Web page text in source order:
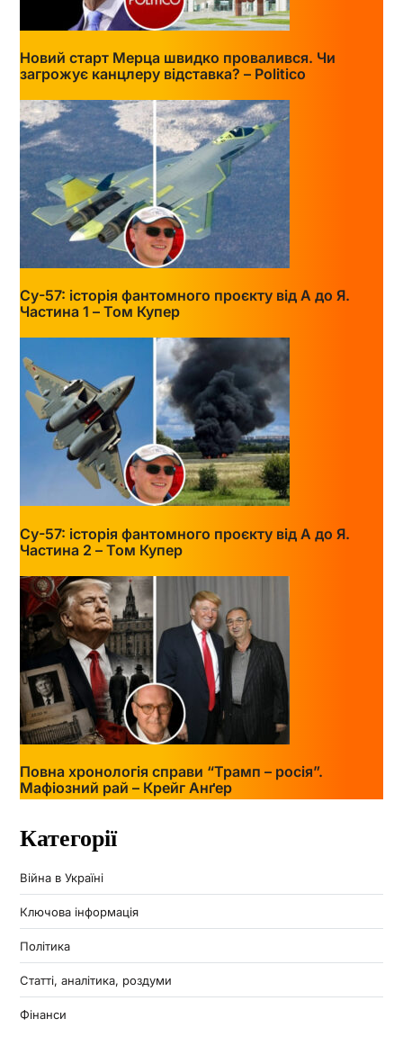
Новий старт Мерца швидко провалився. Чи
загрожує канцлеру відставка? – Politico
Су-57: історія фантомного проєкту від А до Я.
Частина 1 – Том Купер
Су-57: історія фантомного проєкту від А до Я.
Частина 2 – Том Купер
Повна хронологія справи “Трамп – росія”.
Мафіозний рай – Крейг Анґер
Категорії
Війна в Україні
Ключова інформація
Політика
Статті, аналітика, роздуми
Фінанси